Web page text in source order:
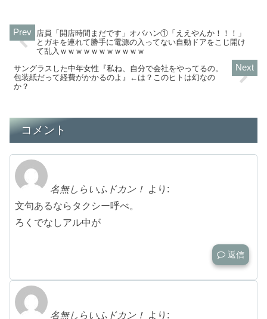
店員「開店時間まだです」オバハン①「ええやんか！！！」
とガキを連れて勝手に電源の入ってない自動ドアをこじ開け
て乱入ｗｗｗｗｗｗｗｗｗｗｗ
サングラスした中年女性『私ね、自分で会社をやってるの。
包装紙だって経費がかかるのよ』←は？このヒトは幻なの
か？
コメント
名無しらいふドカン！ より:
文句あるならタクシー呼べ。
ろくでなしアル中が
返信
名無しらいふドカン！ より: